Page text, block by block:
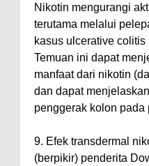
Nikotin mengurangi
terutama melalui
kasus ulcerative
Temuan ini dapat
manfaat dari nikotin
dan dapat
penggerak kolon
9. Efek transdermal
(berpikir) penderita